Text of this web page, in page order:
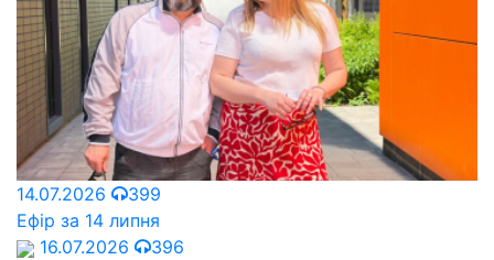
14.07.2026
399
Ефір за 14 липня
16.07.2026
396